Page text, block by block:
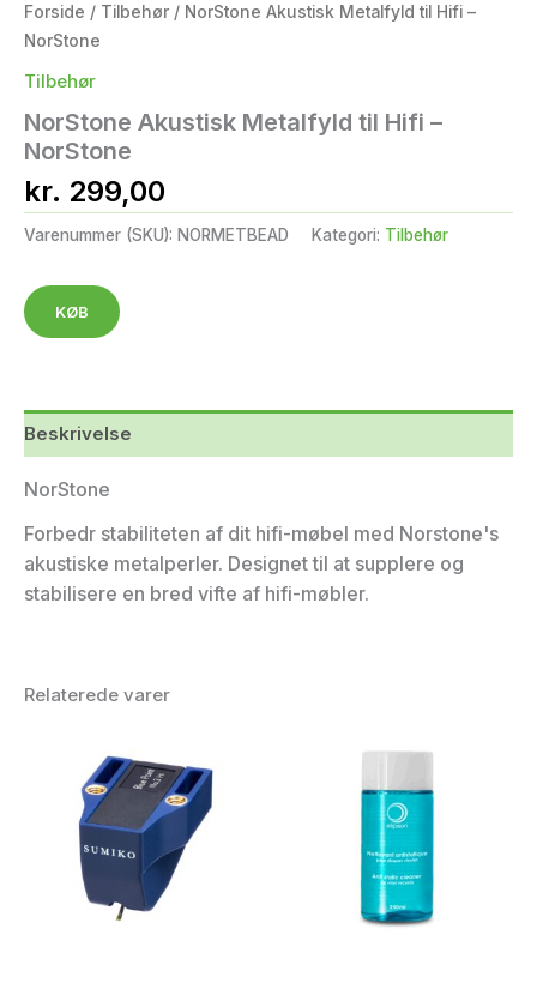
Forside / Tilbehør / NorStone Akustisk Metalfyld til Hifi –
NorStone
Tilbehør
NorStone Akustisk Metalfyld til Hifi –
NorStone
kr. 299,00
Varenummer (SKU): NORMETBEAD Kategori: Tilbehør
KØB
Beskrivelse
NorStone
Forbedr stabiliteten af dit hifi-møbel med Norstone's
akustiske metalperler. Designet til at supplere og
stabilisere en bred vifte af hifi-møbler.
Relaterede varer